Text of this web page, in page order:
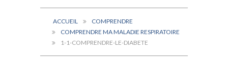
ACCUEIL
COMPRENDRE
COMPRENDRE MA MALADIE RESPIRATOIRE
1-1-COMPRENDRE-LE-DIABETE